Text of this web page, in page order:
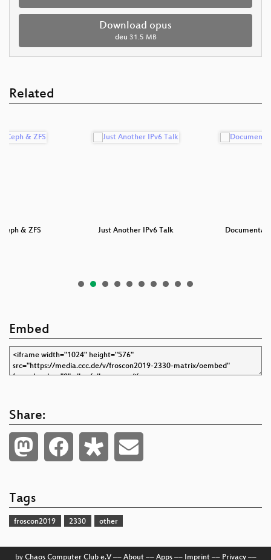
Download opus
deu 31.5 MB
Related
& ZFS Just Another IPv6 Talk
Embed
Share:
Tags
froscon2019 2330 other
by Chaos Computer Club e.V–– About–– Apps–– Imprint–– Privacy––